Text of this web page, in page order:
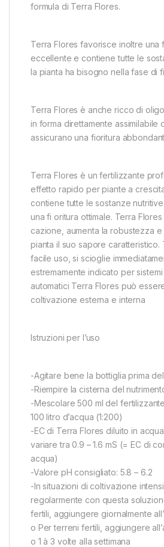
formula di Terra Flores.
Terra Flores favorisce inoltre una
eccellente e contiene tutte le
la pianta ha bisogno nella fase di
Terra Flores è anche ricco di
in forma direttamente assimilabile
assicurano una fioritura
Terra Flores è un fertilizzante
effetto rapido per piante a
contiene tutte le sostanze
una fi oritura ottimale. Terra
cazione, aumenta la robustezza
pianta il suo sapore caratteristico.
facile uso, si scioglie
estremamente indicato per
automatici Terra Flores può
coltivazione esterna e interna
Istruzioni per l’uso
-Agitare bene la bottiglia prima
-Riempire la cisterna del
-Mescolare 500 ml del
100 litro d’acqua (1:200)
-EC di Terra Flores diluito in
variare tra 0.9 – 1.6 mS (= EC di
acqua)
-Valore pH consigliato: 5.8 – 6.2
-In situazioni di coltivazione
regolarmente con questa
fertili, aggiungere giornalmente
o Per terreni fertili, aggiungere
o 1 à 3 volte alla settimana